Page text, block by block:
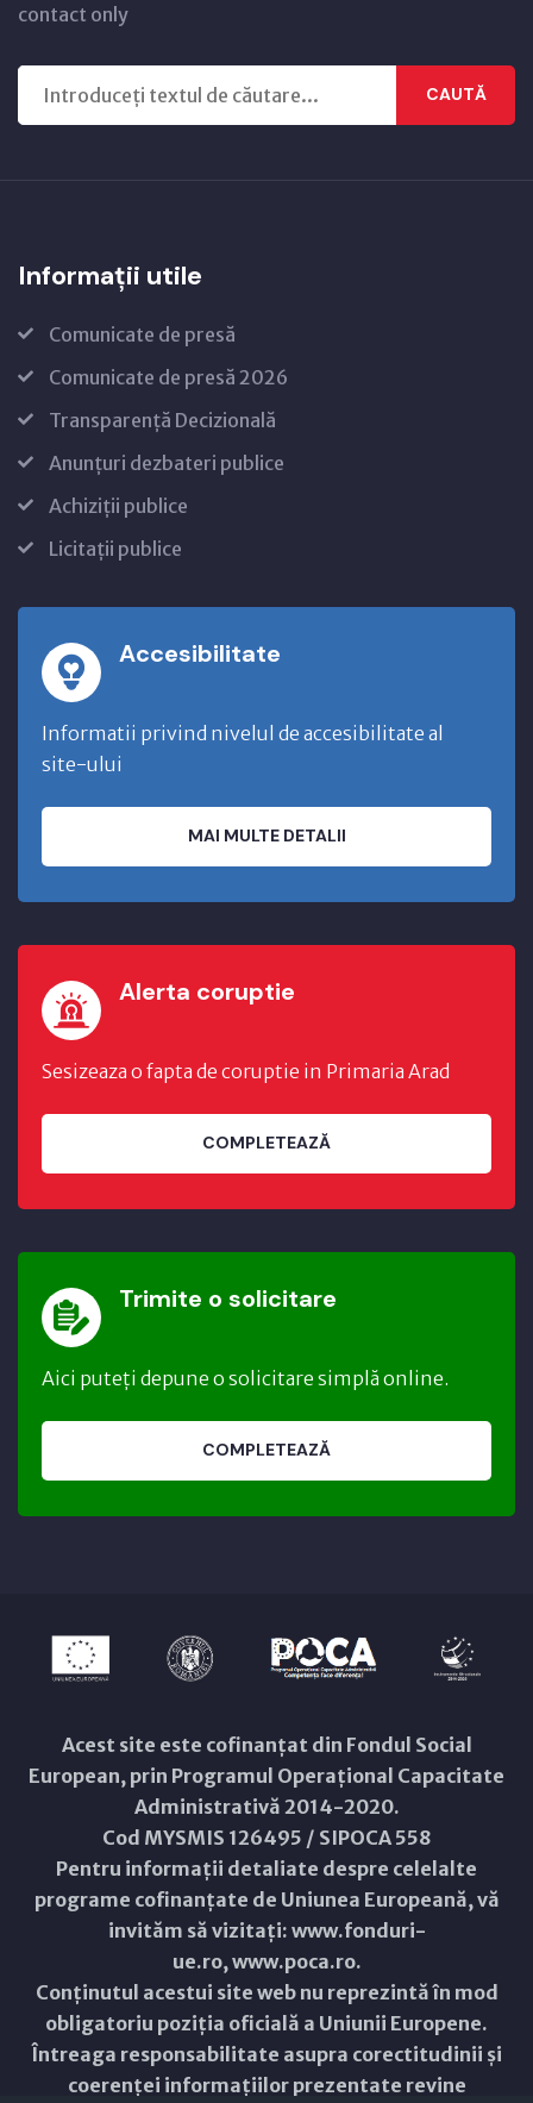
contact only
CAUTĂ
Informații utile
Comunicate de presă
Comunicate de presă 2026
Transparență Decizională
Anunțuri dezbateri publice
Achiziții publice
Licitații publice
Accesibilitate
Informatii privind nivelul de accesibilitate al
site-ului
MAI MULTE DETALII
Alerta coruptie
Sesizeaza o fapta de coruptie in Primaria Arad
COMPLETEAZĂ
Trimite o solicitare
Aici puteți depune o solicitare simplă online.
COMPLETEAZĂ
Acest site este cofinanțat din Fondul Social
European, prin Programul Operațional Capacitate
Administrativă 2014-2020.
Cod MYSMIS 126495 / SIPOCA 558
Pentru informații detaliate despre celelalte
programe cofinanțate de Uniunea Europeană, vă
invităm să vizitați: www.fonduri-
ue.ro,www.poca.ro.
Conținutul acestui site web nu reprezintă în mod
obligatoriu poziția oficială a Uniunii Europene.
Întreaga responsabilitate asupra corectitudinii și
coerenței informațiilor prezentate revine